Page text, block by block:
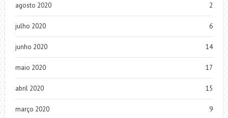
agosto 2020 2
julho 2020 6
junho 2020 14
maio 2020 17
abril 2020 15
março 2020 9